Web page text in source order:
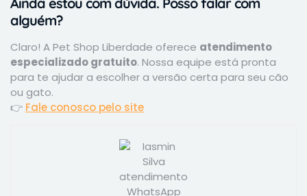
alguém?
Claro! A Pet Shop Liberdade oferece atendimento
especializado gratuito. Nossa equipe está pronta
para te ajudar a escolher a versão certa para seu cão
ou gato.
👉 Fale conosco pelo site